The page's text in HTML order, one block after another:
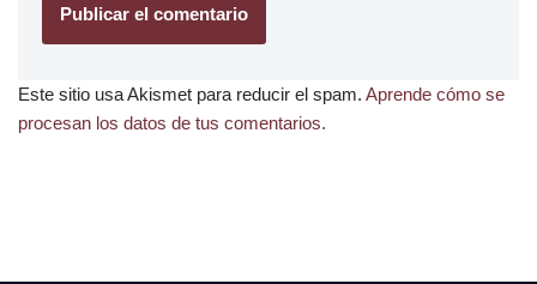
Este sitio usa Akismet para reducir el spam. Aprende cómo se
procesan los datos de tus comentarios.